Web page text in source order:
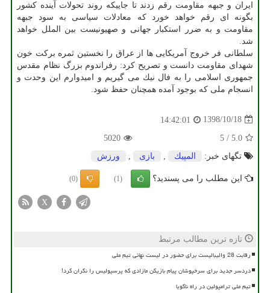
ایران و جبهه مقاومت رقم زدند تا جاییكه روند تحولات آینده كشور
بگونه ای رقم خواهد خورد كه معادلات سیاسی به سود جبهه
مقاومت و به ضرر استكبار جهانی و صهیونیست بین الملل خواهد
شد.
سلطانی فر خروج آمریكایی ها از عراق را نخستین ثمره بركت خون
شهدای مقاومت دانست و تصریح كرد: رفراندوم بزرگ نظام مقدس
جمهوری اسلامی را به فال نیك می گیریم و امیدوارم این وحدت و
انسجام ملی كه بوجود آمده همچنان حفظ شود.
1398/10/18
14:42:01
5.0
/
5
5020
تگهای خبر:
المپیك بازی ورزش
این مطلب را می پسندید؟ (1)
(0)
X
تازه ترین مطالب مرتبط
رقابت 28 والیبالیست برای حضور در لیست نهائی تیم ملی
دردسر جدید برای سرخپوشان پیام بازیکن مازادی که پرسپولیس را نگران کرد!
تیم ملی ترامپولین در راه ناگویا